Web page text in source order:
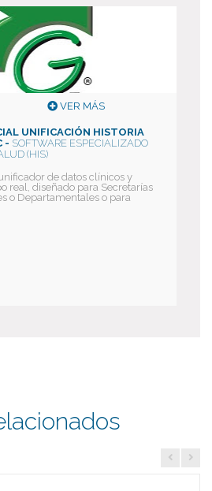
VER MÁS
UNIFICACIÓN HISTORIA
- SOFTWARE ESPECIALIZADO
(HIS)
de datos clínicos y
real, diseñado para Secretarías
o Departamentales o para